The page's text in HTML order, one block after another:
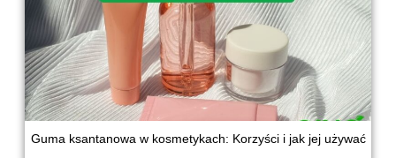
Guma ksantanowa w kosmetykach: Korzyści i jak jej używać